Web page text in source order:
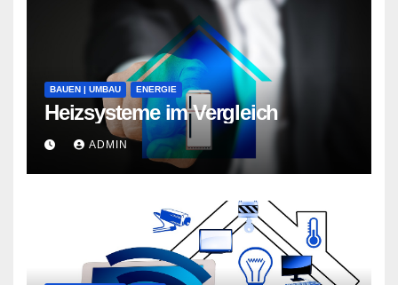
BAUEN | UMBAU ENERGIE
Heizsysteme im Vergleich
ADMIN